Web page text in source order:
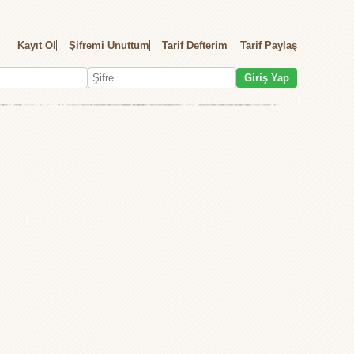
Kayıt Ol Şifremi Unuttum Tarif Defterim Tarif Paylaş
Giriş Yap